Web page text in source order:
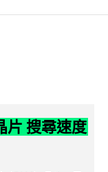
片 搜尋速度